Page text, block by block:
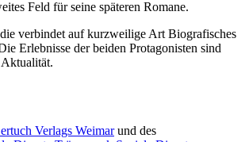
Feld für seine späteren Romane.
verbindet auf kurzweilige Art Biografisches
Erlebnisse der beiden Protagonisten sind
Verlags Weimarund des